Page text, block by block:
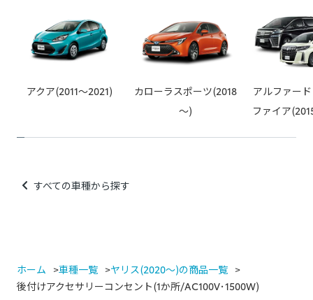
（テレビキャンセラー、パワーバックドアオープンキット等）
例：カー用品店でのスピーカー取り付け、社外品の安全装備取
アクア(2011～2021)
カローラスポーツ(2018
～)
アルファー
ファイア
すべての車種から探す
ホーム 車種一覧
ヤリス(2020～)の商品一覧
後付けアクセサリーコンセント(1か所/AC100V･1500W)